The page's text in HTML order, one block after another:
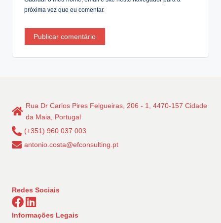
próxima vez que eu comentar.
Rua Dr Carlos Pires Felgueiras, 206 - 1, 4470-157 Cidade
da Maia, Portugal
(+351) 960 037 003
antonio.costa@efconsulting.pt
Redes Sociais
Informações Legais